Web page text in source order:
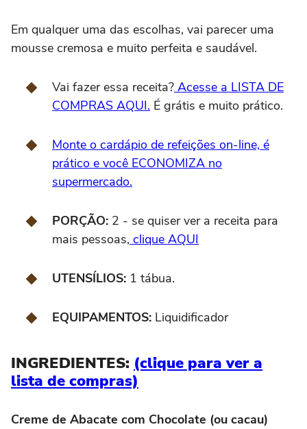
Em qualquer uma das escolhas, vai parecer uma
mousse cremosa e muito perfeita e saudável.
Vai fazer essa receita? Acesse a LISTA DE
COMPRAS AQUI. É grátis e muito prático.
Monte o cardápio de refeições on-line, é
prático e você ECONOMIZA no
supermercado.
PORÇÃO: 2 - se quiser ver a receita para
mais pessoas, clique AQUI
UTENSÍLIOS: 1 tábua.
EQUIPAMENTOS: Liquidificador
INGREDIENTES: (clique para ver a
lista de compras)
Creme de Abacate com Chocolate (ou cacau)